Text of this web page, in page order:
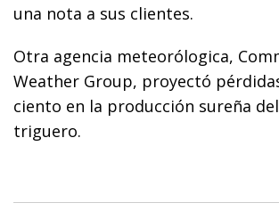
una nota a sus clientes.
Otra agencia meteorólogica,
Weather Group, proyectó
ciento en la producción sureña
triguero.